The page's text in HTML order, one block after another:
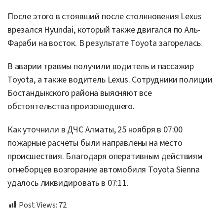
После этого в стоявший после столкновения Lexus
врезался Hyundai, который также двигался по Аль-
Фараби на восток. В результате Toyota загорелась.
В аварии травмы получили водитель и пассажир
Toyota, а также водитель Lexus. Сотрудники полиции
Бостандыкского района выясняют все
обстоятельства произошедшего.
Как уточнили в ДЧС Алматы, 25 ноября в 07:00
пожарные расчеты были направлены на место
происшествия. Благодаря оперативным действиям
огнеборцев возгорание автомобиля Toyota Sienna
удалось ликвидировать в 07:11.
Post Views: 72